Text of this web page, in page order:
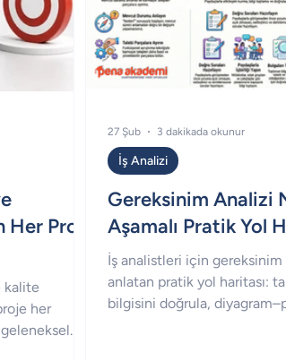
Proje
kalite
her
geleneksel
Gereksinim Analizi
Aşamalı Pratik Yol
İş analistleri için gereksinim
anlatan pratik yol haritası:
bilgisini doğrula,
İş Analizi
27 Şub 3 dakikada okunur